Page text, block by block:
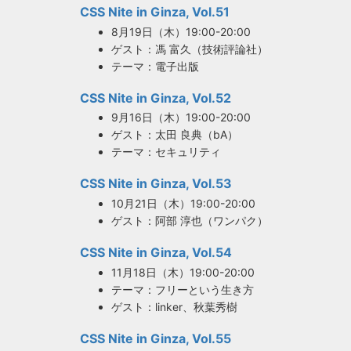
CSS Nite in Ginza, Vol.51
8月19日（木）19:00-20:00
ゲスト：馮 富久（技術評論社）
テーマ：電子出版
CSS Nite in Ginza, Vol.52
9月16日（木）19:00-20:00
ゲスト：太田 良典（bA）
テーマ：セキュリティ
CSS Nite in Ginza, Vol.53
10月21日（木）19:00-20:00
ゲスト：阿部 淳也（ワンパク）
CSS Nite in Ginza, Vol.54
11月18日（木）19:00-20:00
テーマ：フリーという生き方
ゲスト：linker、秋葉秀樹
CSS Nite in Ginza, Vol.55